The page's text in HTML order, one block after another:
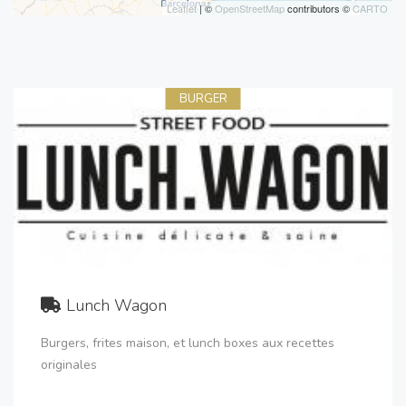
Leaflet| ©OpenStreetMapcontributors ©CARTO
BURGER
Lunch Wagon
Burgers, frites maison, et lunch boxes aux recettes
originales